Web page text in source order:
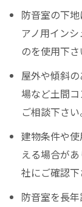
防音室の下
アノ用イン
のを使用下さ
屋外や傾斜
場など土間
ご相談下さい
建物条件や
える場合が
社にご確認下
防音室を長